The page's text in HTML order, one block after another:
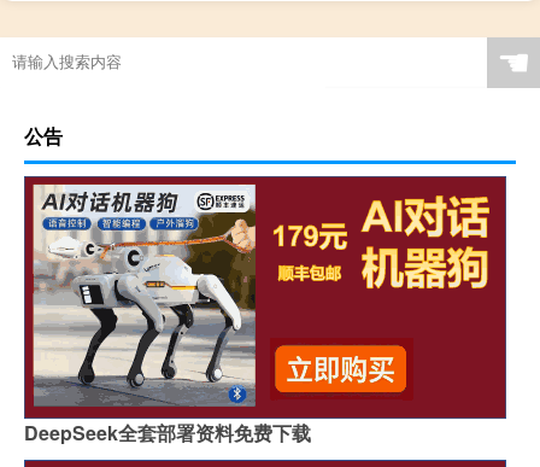
☚
公告
DeepSeek全套部署资料免费下载